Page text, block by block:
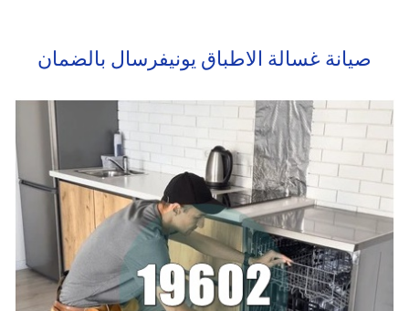
صيانة غسالة الاطباق يونيفرسال بالضمان